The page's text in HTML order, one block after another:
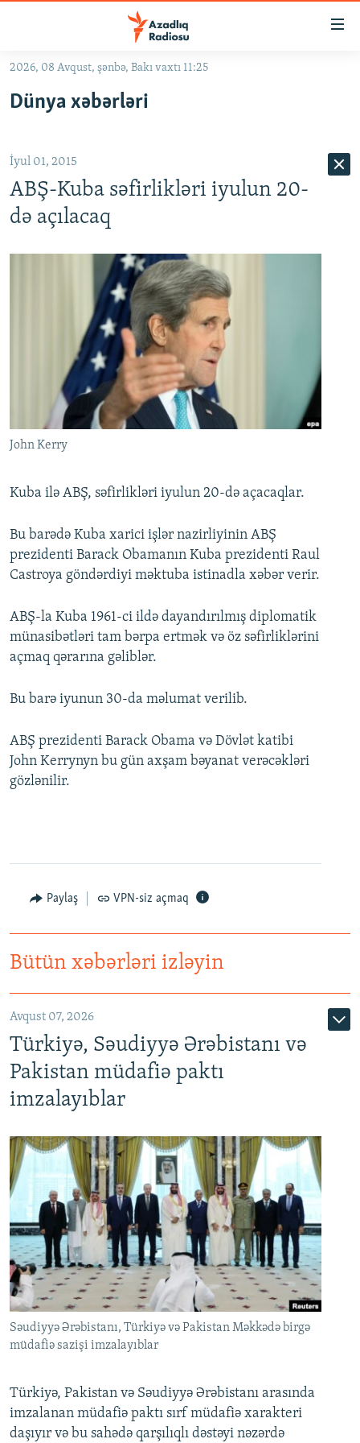
Əsas
qayıt
qayıt
Axtarışa
keç
#İZAHLA
#ƏSLINDƏ
FƏRQƏ BAX
QANUNI DOĞRU
FOTOQALEREYA
İNFOQRAFIKA
KARIKATURA
RADIO ARXIV
AZƏRBAYCAN ƏDƏBIYYATI KITABXANASI
İSLAM VƏ DEMOKRATIYA
HAQQIMIZDA
MISSIYAMIZ
PEŞƏ ETIKASI VƏ JURNALISTIKA STANDARTLARIMIZ
BIZIMLƏ ƏLAQƏ
2026, 08 Avqust, şənbə, Bakı vaxtı 11:25
Dünya xəbərləri
İyul 01, 2015
ABŞ-Kuba səfirlikləri iyulun 20-
də açılacaq
John Kerry
Kuba ilə ABŞ, səfirlikləri iyulun 20-də açacaqlar.
Bu barədə Kuba xarici işlər nazirliyinin ABŞ
prezidenti Barack Obamanın Kuba prezidenti Raul
Castroya göndərdiyi məktuba istinadla xəbər verir.
ABŞ-la Kuba 1961-ci ildə dayandırılmış diplomatik
münasibətləri tam bərpa ertmək və öz səfirliklərini
açmaq qərarına gəliblər.
Bu barə iyunun 30-da məlumat verilib.
ABŞ prezidenti Barack Obama və Dövlət katibi
John Kerrynyn bu gün axşam bəyanat verəcəkləri
gözlənilir.
Paylaş VPN-siz açmaq
Bütün xəbərləri izləyin
Avqust 07, 2026
Türkiyə, Səudiyyə Ərəbistanı və
Pakistan müdafiə paktı
imzalayıblar
Səudiyyə Ərəbistanı, Türkiyə və Pakistan Məkkədə birgə
müdafiə sazişi imzalayıblar
Türkiyə, Pakistan və Səudiyyə Ərəbistanı arasında
imzalanan müdafiə paktı sırf müdafiə xarakteri
daşıyır və bu sahədə qarşılıqlı dəstəyi nəzərdə